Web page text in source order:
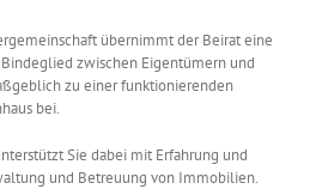
übernimmt der Beirat eine
zwischen Eigentümern und
zu einer funktionierenden
bei.
Sie dabei mit Erfahrung und
und Betreuung von Immobilien.